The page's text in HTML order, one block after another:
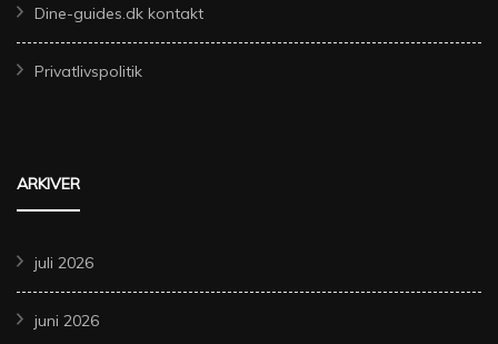
Dine-guides.dk kontakt
Privatlivspolitik
ARKIVER
juli 2026
juni 2026